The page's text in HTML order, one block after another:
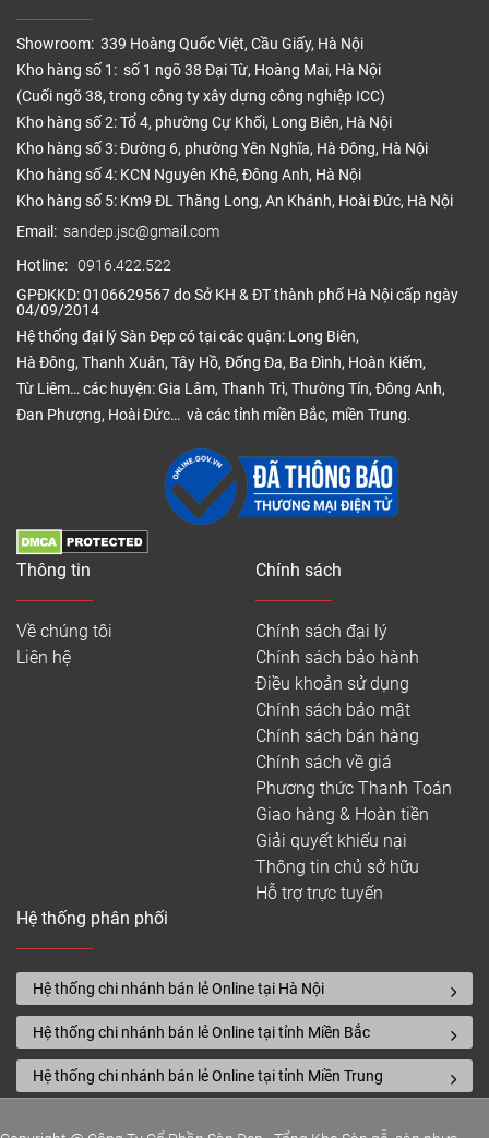
Showroom: 339 Hoàng Quốc Việt, Cầu Giấy, Hà Nội
Kho hàng số 1: số 1 ngõ 38 Đại Từ, Hoàng Mai, Hà Nội
(Cuối ngõ 38, trong công ty xây dựng công nghiệp ICC)
Kho hàng số 2: Tổ 4, phường Cự Khối, Long Biên, Hà Nội
Kho hàng số 3: Đường 6, phường Yên Nghĩa, Hà Đông, Hà Nội
Kho hàng số 4: KCN Nguyên Khê, Đông Anh, Hà Nội
Kho hàng số 5: Km9 ĐL Thăng Long, An Khánh, Hoài Đức, Hà Nội
Email: sandep.jsc@gmail.com
Hotline: 0916.422.522
GPĐKKD: 0106629567 do Sở KH & ĐT thành phố Hà Nội cấp ngày
04/09/2014
Hệ thống đại lý Sàn Đẹp có tại các quận: Long Biên,
Hà Đông, Thanh Xuân, Tây Hồ, Đống Đa, Ba Đình, Hoàn Kiếm,
Từ Liêm… các huyện: Gia Lâm, Thanh Trì, Thường Tín, Đông Anh,
Đan Phượng, Hoài Đức… và các tỉnh miền Bắc, miền Trung.
Thông tin
Về chúng tôi
Liên hệ
Chính sách
Chính sách đại lý
Chính sách bảo hành
Điều khoản sử dụng
Chính sách bảo mật
Chính sách bán hàng
Chính sách về giá
Phương thức Thanh Toán
Giao hàng & Hoàn tiền
Giải quyết khiếu nại
Thông tin chủ sở hữu
Hỗ trợ trực tuyến
Hệ thống phân phối
Hệ thống chi nhánh bán lẻ Online tại Hà Nội
Hệ thống chi nhánh bán lẻ Online tại tỉnh Miền Bắc
Hệ thống chi nhánh bán lẻ Online tại tỉnh Miền Trung